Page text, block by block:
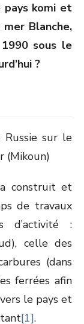
pays komi et
Blanche,
sous le
?
construit et
de travaux
d’activité :
celle des
(dans
ferrées afin
le pays et
[1].